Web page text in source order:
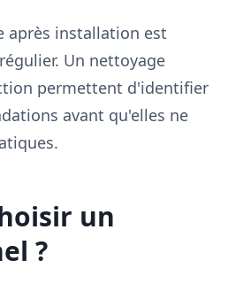
après installation est
Un nettoyage
permettent d'identifier
avant qu'elles ne
un
?